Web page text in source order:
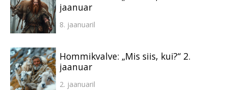
jaanuar
8. jaanuaril
Hommikvalve: „Mis siis, kui?“ 2.
jaanuar
2. jaanuaril